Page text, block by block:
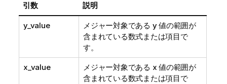
引数 説明
y_value メジャー対象である y値の範囲が
含まれている数式または項目で
す。
x_value メジャー対象である x 値の範囲が
含まれている数式または項目で